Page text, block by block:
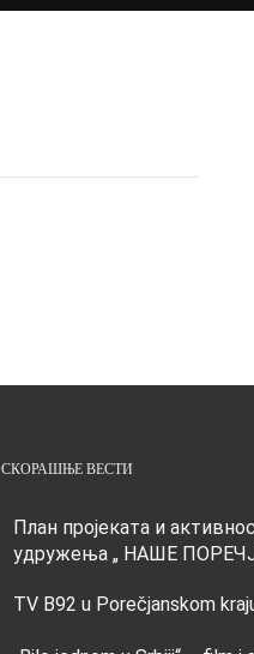
СКОРАШЊЕ ВЕСТИ
План пројеката и
удружења „ НАШЕ
TV B92 u Porečjanskom